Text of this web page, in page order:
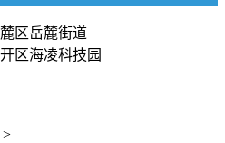
区岳麓街道
区海凌科技园
>